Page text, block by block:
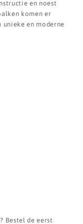
en noest
komen er
unieke en moderne
Bestel de eerst